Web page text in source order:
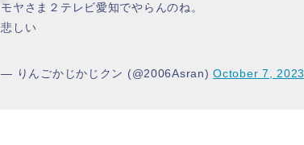
モヤさま２テレビ愛知でやらんのね。
悲しい
— りんごかじかじクン (@2006Asran)October 7, 2023